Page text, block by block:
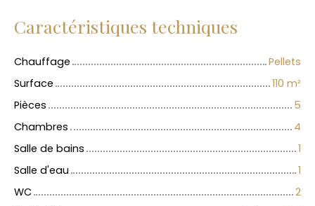
Caractéristiques techniques
Chauffage
Pellets
Surface
110 m²
Pièces
5
Chambres
4
Salle de bains
1
Salle d'eau
1
WC
2